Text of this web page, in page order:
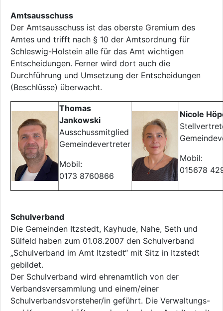
Amtsausschuss
Der Amtsausschuss ist das oberste Gremium des
Amtes und trifft nach § 10 der Amtsordnung für
Schleswig-Holstein alle für das Amt wichtigen
Entscheidungen. Ferner wird dort auch die
Durchführung und Umsetzung der Entscheidungen
(Beschlüsse) überwacht.
Thomas
Jankowski
Ausschussmitglied
Gemeindevertreter
Mobil:
0173 8760866
Nicole
Mobil:
015678
Schulverband
Die Gemeinden Itzstedt, Kayhude, Nahe, Seth und
Sülfeld haben zum 01.08.2007 den Schulverband
„Schulverband im Amt Itzstedt“ mit Sitz in Itzstedt
gebildet.
Der Schulverband wird ehrenamtlich von der
Verbandsversammlung und einem/einer
Schulverbandsvorsteher/in geführt. Die Verwaltungs-